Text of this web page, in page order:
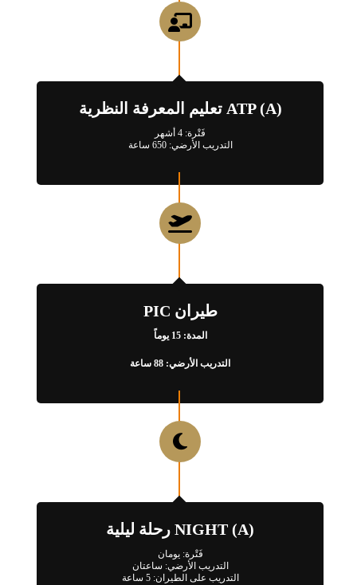
ATP (A) تعليم المعرفة النظرية
فَتْرة: 4 أشهر
التدريب الأرضي: 650 ساعة
طيران PIC
المدة: 15 يوماً
التدريب الأرضي: 88 ساعة
NIGHT (A) رحلة ليلية
فَتْرة: يومان
التدريب الأرضي: ساعتان
التدريب على الطيران: 5 ساعة